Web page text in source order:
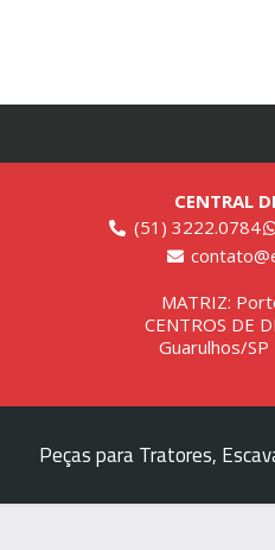
CENTRAL
(51) 3222.0784
MATRIZ:
CENTROS DE
Guarulhos/SP
Peças para Tratores,